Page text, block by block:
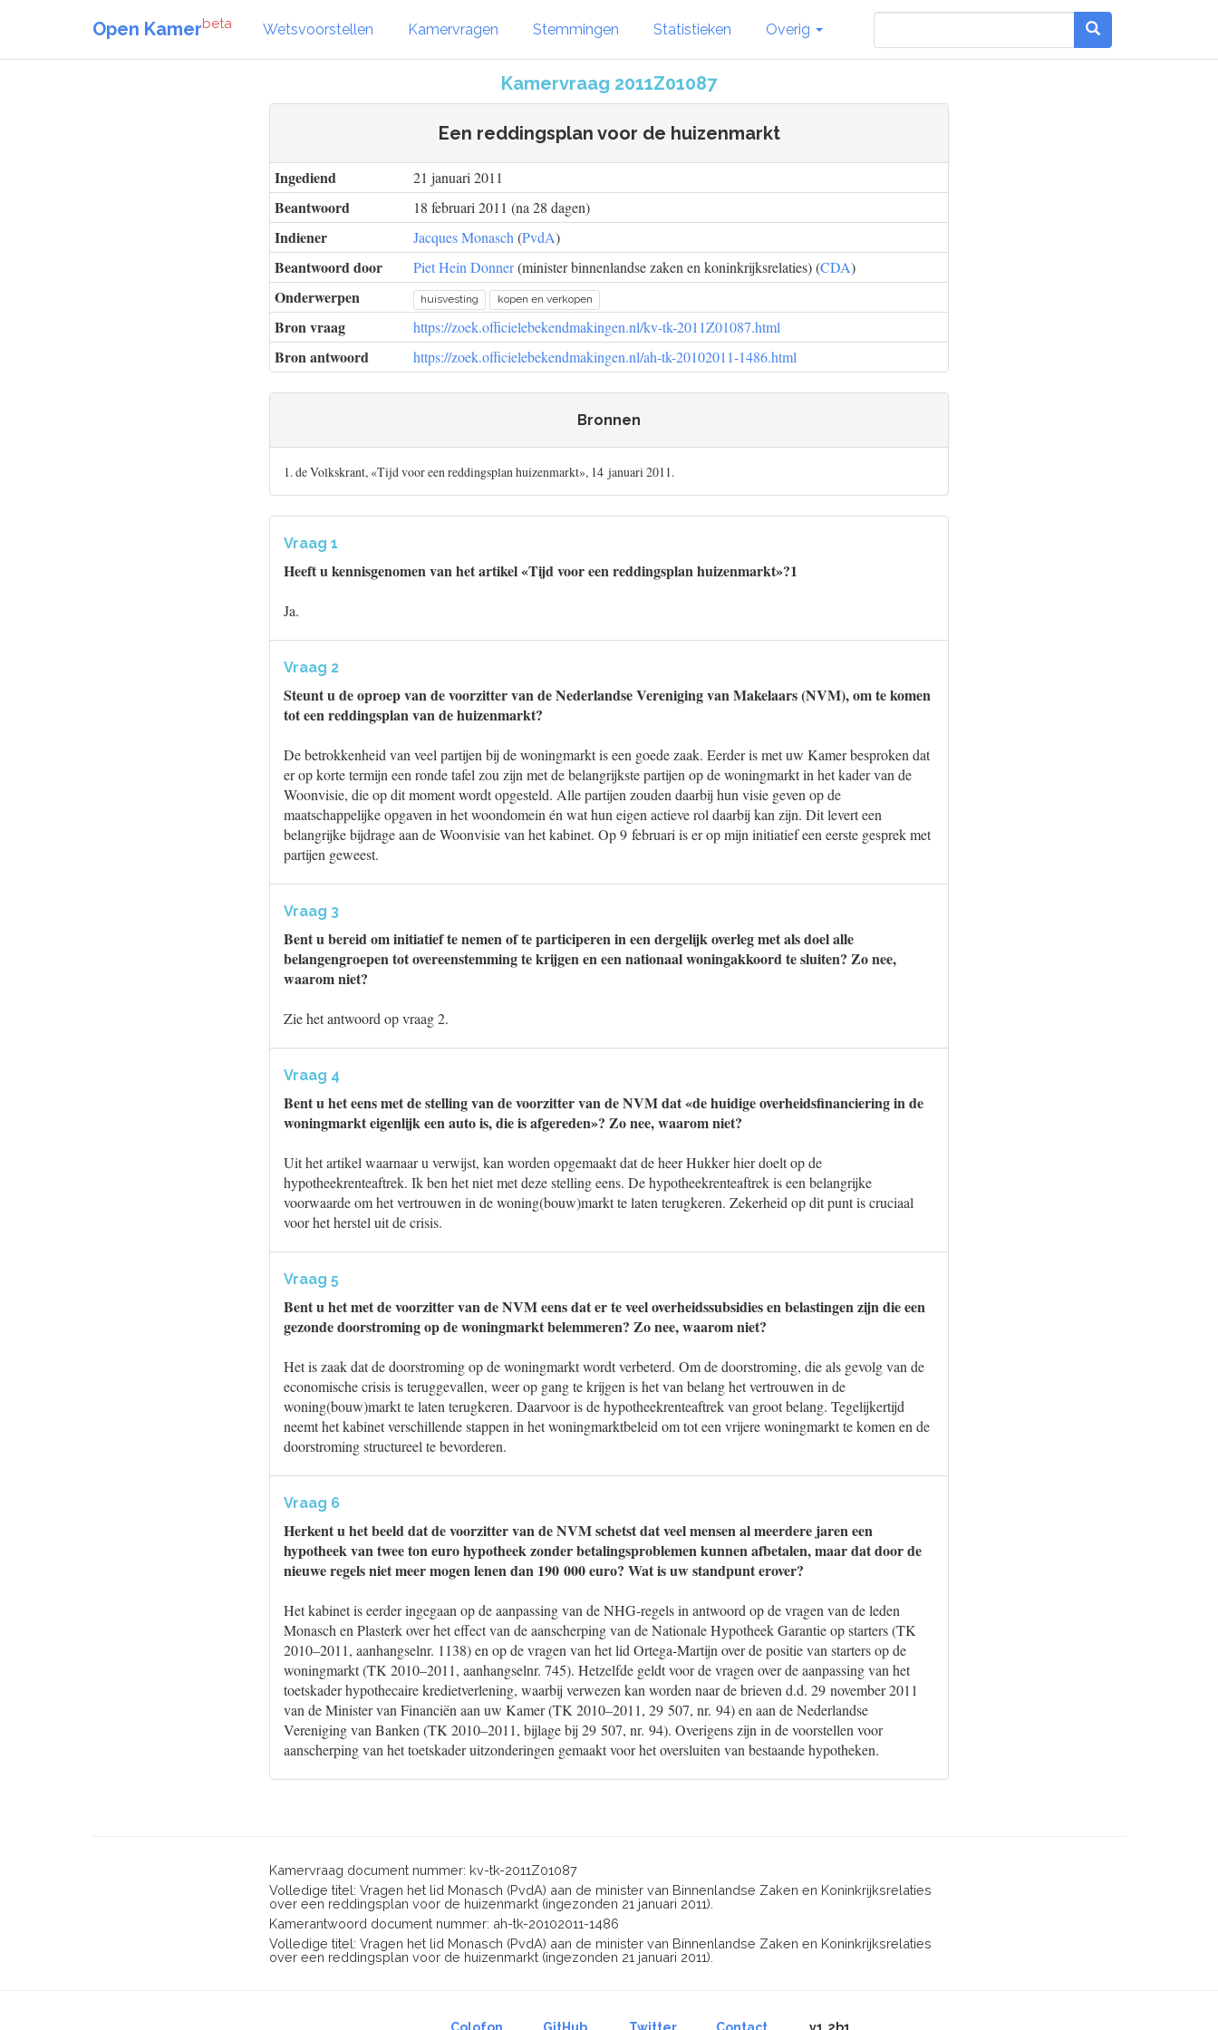
Open Kamerbeta Wetsvoorstellen Kamervragen Stemmingen Statistieken Overig
Kamervraag 2011Z01087
Een reddingsplan voor de huizenmarkt
Ingediend 21 januari 2011
Beantwoord 18 februari 2011 (na 28 dagen)
Indiener Jacques Monasch (PvdA)
Beantwoord door Piet Hein Donner(minister binnenlandse zaken en koninkrijksrelaties) (CDA)
Onderwerpen huisvesting kopen en verkopen
Bron vraag https://zoek.officielebekendmakingen.nl/kv-tk-2011Z01087.html
Bron antwoord https://zoek.officielebekendmakingen.nl/ah-tk-20102011-1486.html
Bronnen
1. de Volkskrant, «Tijd voor een reddingsplan huizenmarkt», 14 januari 2011.
Vraag 1
Heeft u kennisgenomen van het artikel «Tijd voor een reddingsplan huizenmarkt»?1
Ja.
Vraag 2
Steunt u de oproep van de voorzitter van de Nederlandse Vereniging van Makelaars (NVM), om te komen
tot een reddingsplan van de huizenmarkt?
De betrokkenheid van veel partijen bij de woningmarkt is een goede zaak. Eerder is met uw Kamer besproken dat
er op korte termijn een ronde tafel zou zijn met de belangrijkste partijen op de woningmarkt in het kader van de
Woonvisie, die op dit moment wordt opgesteld. Alle partijen zouden daarbij hun visie geven op de
maatschappelijke opgaven in het woondomein én wat hun eigen actieve rol daarbij kan zijn. Dit levert een
belangrijke bijdrage aan de Woonvisie van het kabinet. Op 9 februari is er op mijn initiatief een eerste gesprek met
partijen geweest.
Vraag 3
Bent u bereid om initiatief te nemen of te participeren in een dergelijk overleg met als doel alle
belangengroepen tot overeenstemming te krijgen en een nationaal woningakkoord te sluiten? Zo nee,
waarom niet?
Zie het antwoord op vraag 2.
Vraag 4
Bent u het eens met de stelling van de voorzitter van de NVM dat «de huidige overheidsfinanciering in de
woningmarkt eigenlijk een auto is, die is afgereden»? Zo nee, waarom niet?
Uit het artikel waarnaar u verwijst, kan worden opgemaakt dat de heer Hukker hier doelt op de
hypotheekrenteaftrek. Ik ben het niet met deze stelling eens. De hypotheekrenteaftrek is een belangrijke
voorwaarde om het vertrouwen in de woning(bouw)markt te laten terugkeren. Zekerheid op dit punt is cruciaal
voor het herstel uit de crisis.
Vraag 5
Bent u het met de voorzitter van de NVM eens dat er te veel overheidssubsidies en belastingen zijn die een
gezonde doorstroming op de woningmarkt belemmeren? Zo nee, waarom niet?
Het is zaak dat de doorstroming op de woningmarkt wordt verbeterd. Om de doorstroming, die als gevolg van de
economische crisis is teruggevallen, weer op gang te krijgen is het van belang het vertrouwen in de
woning(bouw)markt te laten terugkeren. Daarvoor is de hypotheekrenteaftrek van groot belang. Tegelijkertijd
neemt het kabinet verschillende stappen in het woningmarktbeleid om tot een vrijere woningmarkt te komen en de
doorstroming structureel te bevorderen.
Vraag 6
Herkent u het beeld dat de voorzitter van de NVM schetst dat veel mensen al meerdere jaren een
hypotheek van twee ton euro hypotheek zonder betalingsproblemen kunnen afbetalen, maar dat door de
nieuwe regels niet meer mogen lenen dan 190 000 euro? Wat is uw standpunt erover?
Het kabinet is eerder ingegaan op de aanpassing van de NHG-regels in antwoord op de vragen van de leden
Monasch en Plasterk over het effect van de aanscherping van de Nationale Hypotheek Garantie op starters (TK
2010–2011, aanhangselnr. 1138) en op de vragen van het lid Ortega-Martijn over de positie van starters op de
woningmarkt (TK 2010–2011, aanhangselnr. 745). Hetzelfde geldt voor de vragen over de aanpassing van het
toetskader hypothecaire kredietverlening, waarbij verwezen kan worden naar de brieven d.d. 29 november 2011
van de Minister van Financiën aan uw Kamer (TK 2010–2011, 29 507, nr. 94) en aan de Nederlandse
Vereniging van Banken (TK 2010–2011, bijlage bij 29 507, nr. 94). Overigens zijn in de voorstellen voor
aanscherping van het toetskader uitzonderingen gemaakt voor het oversluiten van bestaande hypotheken.
Kamervraag document nummer: kv-tk-2011Z01087
Volledige titel: Vragen het lid Monasch (PvdA) aan de minister van Binnenlandse Zaken en Koninkrijksrelaties
over een reddingsplan voor de huizenmarkt (ingezonden 21 januari 2011).
Kamerantwoord document nummer: ah-tk-20102011-1486
Volledige titel: Vragen het lid Monasch (PvdA) aan de minister van Binnenlandse Zaken en Koninkrijksrelaties
over een reddingsplan voor de huizenmarkt (ingezonden 21 januari 2011).